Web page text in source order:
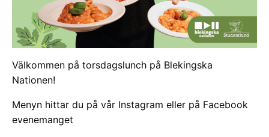
Välkommen på torsdagslunch på Blekingska
Nationen!
Menyn hittar du på vår Instagram eller på Facebook
evenemanget